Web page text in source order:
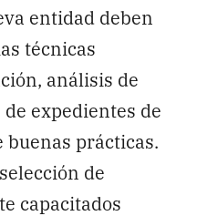
entidad deben
técnicas
análisis de
expedientes de
prácticas.
de
capacitados